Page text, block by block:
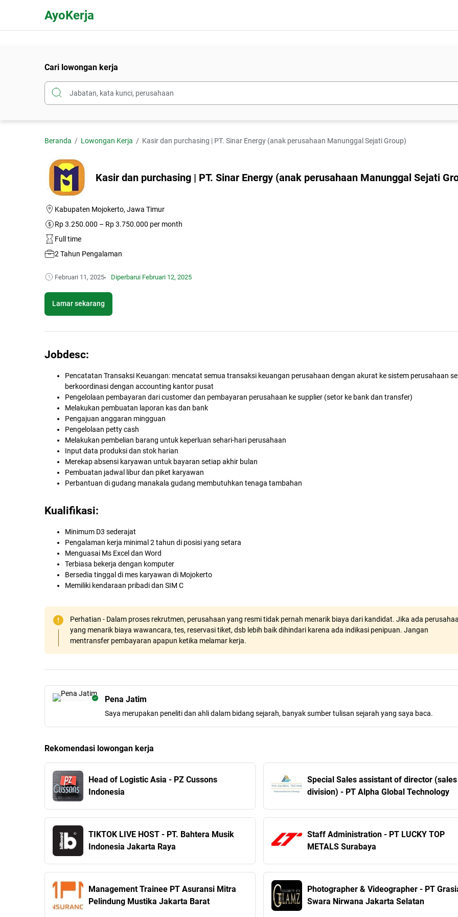
AyoKerja
Cari lowongan kerja
Beranda Lowongan Kerja Kasir dan purchasing | PT. Sinar Energy (anak perusahaan Manunggal Sejati Group)
Kasir dan purchasing | PT. Sinar Energy (anak perusahaan Manunggal Sejati
Kabupaten Mojokerto, Jawa Timur
Rp 3.250.000 – Rp 3.750.000 per month
Full time
2 Tahun Pengalaman
Februari 11, 2025 Diperbarui Februari 12, 2025
Lamar sekarang
Jobdesc:
Pencatatan Transaksi Keuangan: mencatat semua transaksi keuangan perusahaan dengan akurat ke sistem perusahaan
berkoordinasi dengan accounting kantor pusat
Pengelolaan pembayaran dari customer dan pembayaran perusahaan ke supplier (setor ke bank dan transfer)
Melakukan pembuatan laporan kas dan bank
Pengajuan anggaran mingguan
Pengelolaan petty cash
Melakukan pembelian barang untuk keperluan sehari-hari perusahaan
Input data produksi dan stok harian
Merekap absensi karyawan untuk bayaran setiap akhir bulan
Pembuatan jadwal libur dan piket karyawan
Perbantuan di gudang manakala gudang membutuhkan tenaga tambahan
Kualifikasi:
Minimum D3 sederajat
Pengalaman kerja minimal 2 tahun di posisi yang setara
Menguasai Ms Excel dan Word
Terbiasa bekerja dengan komputer
Bersedia tinggal di mes karyawan di Mojokerto
Memiliki kendaraan pribadi dan SIM C
Perhatian - Dalam proses rekrutmen, perusahaan yang resmi tidak pernah menarik biaya dari kandidat. Jika ada
yang menarik biaya wawancara, tes, reservasi tiket, dsb lebih baik dihindari karena ada indikasi penipuan. Jangan
mentransfer pembayaran apapun ketika melamar kerja.
Pena Jatim
Saya merupakan peneliti dan ahli dalam bidang sejarah, banyak sumber tulisan sejarah yang saya baca.
Rekomendasi lowongan kerja
Head of Logistic Asia - PZ Cussons
Indonesia
Special Sales assistant of director (sales
division) - PT Alpha Global Technology
TIKTOK LIVE HOST - PT. Bahtera Musik
Indonesia Jakarta Raya
Staff Administration - PT LUCKY TOP
METALS Surabaya
Management Trainee PT Asuransi Mitra
Pelindung Mustika Jakarta Barat
Photographer & Videographer - PT
Swara Nirwana Jakarta Selatan